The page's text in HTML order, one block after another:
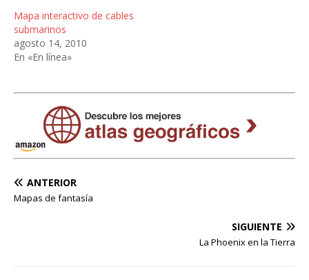
Mapa interactivo de cables
submarinos
agosto 14, 2010
En «En línea»
ANTERIOR
Mapas de fantasía
SIGUIENTE
La Phoenix en la Tierra